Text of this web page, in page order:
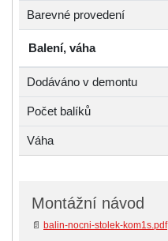
Barevné provedení
Balení, váha
Dodáváno v demontu
Počet balíků
Váha
Montážní návod
📄 balin-nocni-stolek-kom1s.pdf